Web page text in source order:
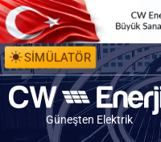
SİMÜLATÖR
Güneşten Elektrik